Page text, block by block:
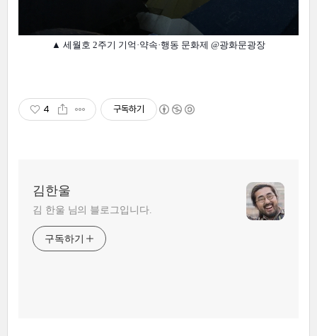
▲ 세월호 2주기 기억·약속·행동 문화제 @광화문광장
4 구독하기
김한울
김 한울 님의 블로그입니다.
구독하기